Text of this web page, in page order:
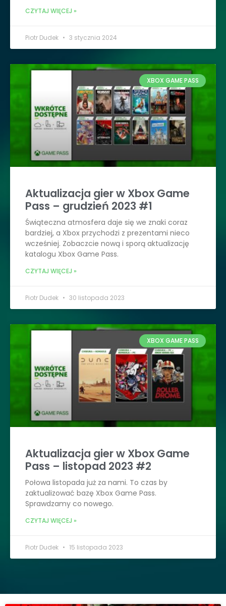
CZYTAJ WIĘCEJ »
Piotr Dudek 3 stycznia 2024
XBOX GAME PASS
Aktualizacja gier w Xbox Game
Pass – grudzień 2023 #1
Świąteczna atmosfera daje się we znaki coraz
bardziej, a Xbox przychodzi z prezentami nieco
wcześniej. Zobaczcie nową i sporą aktualizację
katalogu Xbox Game Pass.
CZYTAJ WIĘCEJ »
Piotr Dudek 30 listopada 2023
XBOX GAME PASS
Aktualizacja gier w Xbox Game
Pass – listopad 2023 #2
Połowa listopada już za nami. To czas by
zaktualizować bazę Xbox Game Pass.
Sprawdzamy co nowego.
CZYTAJ WIĘCEJ »
Piotr Dudek 15 listopada 2023